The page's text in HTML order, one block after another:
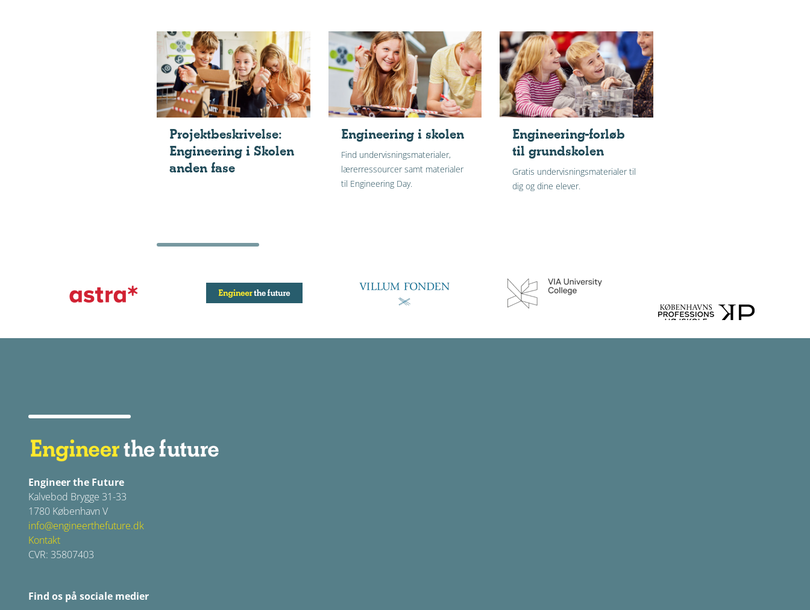
Projektbeskrivelse:
Engineering i Skolen
anden fase
Engineering i skolen
Find undervisningsmaterialer,
lærerressourcer samt materialer
til Engineering Day.
Engineering-forløb
til grundskolen
Gratis undervisningsmaterialer til
dig og dine elever.
Engineer the Future
Kalvebod Brygge 31-33
1780 København V
info@engineerthefuture.dk
Kontakt
CVR: 35807403
Find os på sociale medier